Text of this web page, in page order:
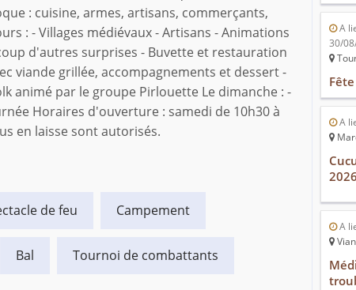
: cuisine, armes, artisans, commerçants,
: - Villages médiévaux - Artisans - Animations
d'autres surprises - Buvette et restauration
viande grillée, accompagnements et dessert -
animé par le groupe Pirlouette Le dimanche : -
Horaires d'ouverture : samedi de 10h30 à
en laisse sont autorisés.
de feu Campement
Bal Tournoi de combattants
A
30/
A
2026
A